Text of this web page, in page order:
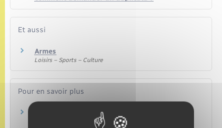
Et aussi
Armes
Loisirs – Sports – Culture
Pour en savoir plus
La sécurité à la chasse
Office français de la biodiversité